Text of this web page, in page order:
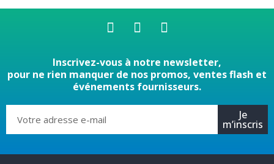
Inscrivez-vous à notre newsletter,
pour ne rien manquer de nos promos, ventes flash et
événements fournisseurs.
Je
m’inscris